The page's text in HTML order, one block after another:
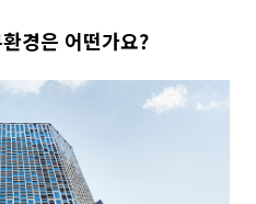
경은 어떤가요?